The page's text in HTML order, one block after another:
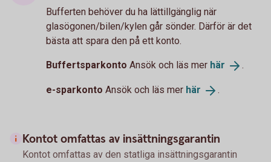
Bufferten behöver du ha lättillgänglig när
glasögonen/bilen/kylen går sönder. Därför är det
bästa att spara den på ett konto.
Buffertsparkonto Ansök och läs mer här .
e-sparkonto Ansök och läs mer här .
Kontot omfattas av insättningsgarantin
Kontot omfattas av den statliga insättningsgarantin